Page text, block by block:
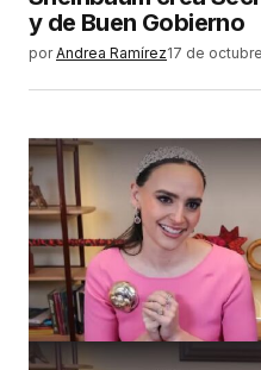
y de Buen Gobierno
por Andrea Ramírez17 de